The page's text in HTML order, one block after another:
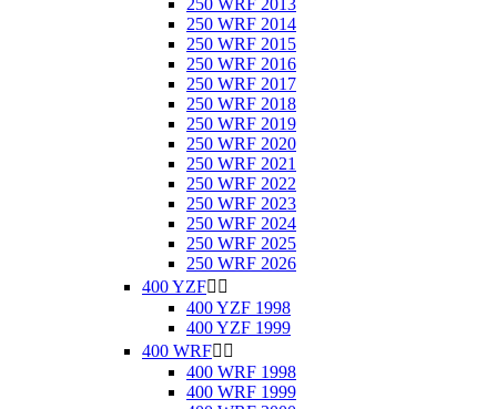
250 WRF 2013
250 WRF 2014
250 WRF 2015
250 WRF 2016
250 WRF 2017
250 WRF 2018
250 WRF 2019
250 WRF 2020
250 WRF 2021
250 WRF 2022
250 WRF 2023
250 WRF 2024
250 WRF 2025
250 WRF 2026
400 YZF 
400 YZF 1998
400 YZF 1999
400 WRF 
400 WRF 1998
400 WRF 1999